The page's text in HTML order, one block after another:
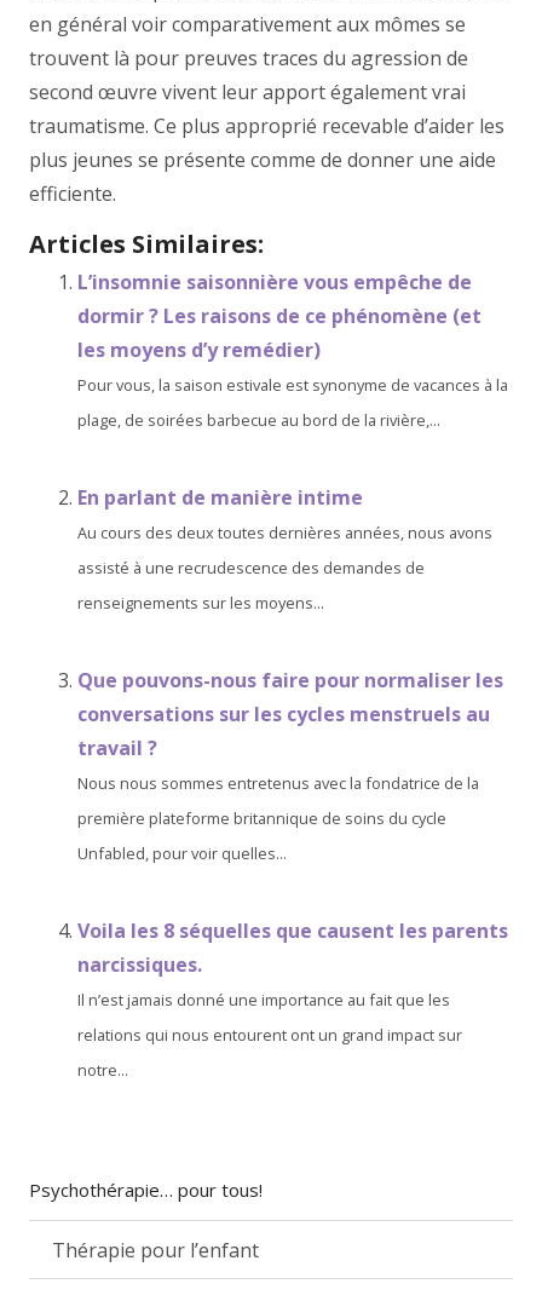
en général voir comparativement aux mômes se
trouvent là pour preuves traces du agression de
second œuvre vivent leur apport également vrai
traumatisme. Ce plus approprié recevable d’aider les
plus jeunes se présente comme de donner une aide
efficiente.
Articles Similaires:
L’insomnie saisonnière vous empêche de
dormir ? Les raisons de ce phénomène (et
les moyens d’y remédier)
Pour vous, la saison estivale est synonyme de vacances à la
plage, de soirées barbecue au bord de la rivière,...
En parlant de manière intime
Au cours des deux toutes dernières années, nous avons
assisté à une recrudescence des demandes de
renseignements sur les moyens...
Que pouvons-nous faire pour normaliser les
conversations sur les cycles menstruels au
travail ?
Nous nous sommes entretenus avec la fondatrice de la
première plateforme britannique de soins du cycle
Unfabled, pour voir quelles...
Voila les 8 séquelles que causent les parents
narcissiques.
Il n’est jamais donné une importance au fait que les
relations qui nous entourent ont un grand impact sur
notre...
Psychothérapie… pour tous!
Thérapie pour l’enfant